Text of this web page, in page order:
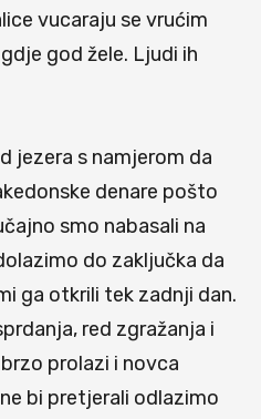
vucaraju se vrućim
god žele. Ljudi ih
jezera s namjerom da
denare pošto
smo nabasali na
do zaključka da
ga otkrili tek zadnji dan.
red zgražanja i
prolazi i novca
bi pretjerali odlazimo